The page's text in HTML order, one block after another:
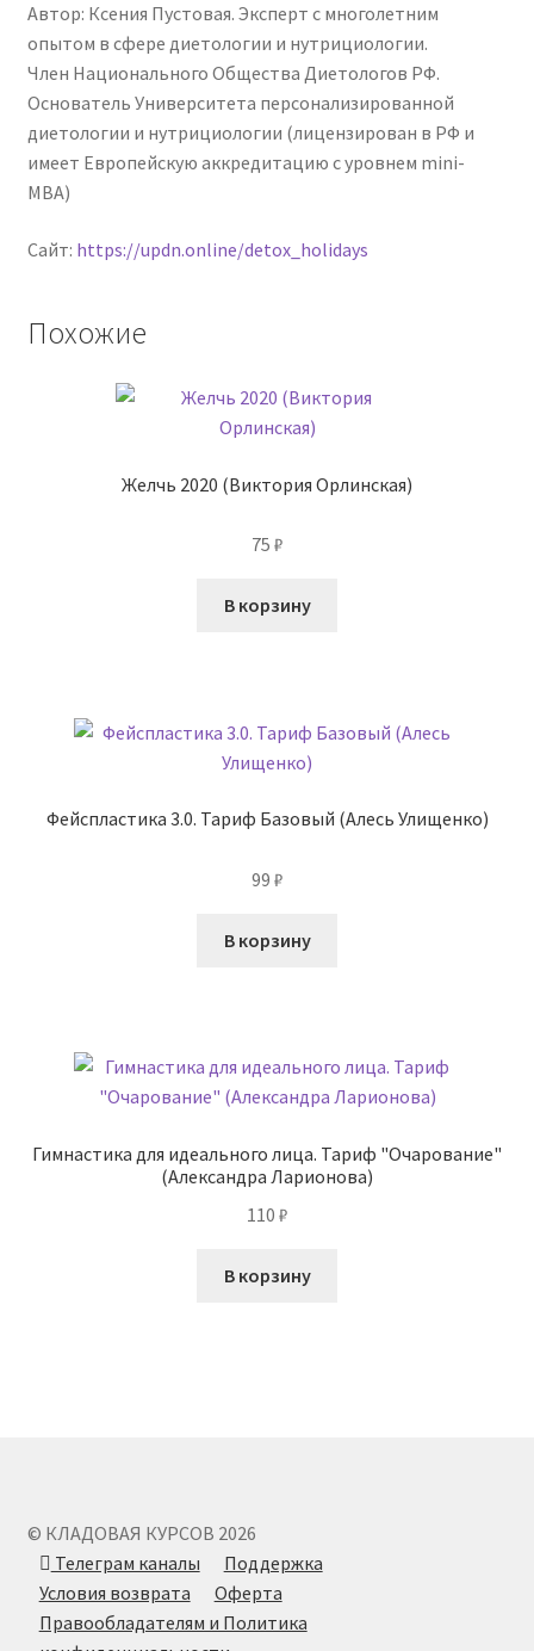
Автор: Ксения Пустовая. Эксперт с многолетним
опытом в сфере диетологии и нутрициологии.
Член Национального Общества Диетологов РФ.
Основатель Университета персонализированной
диетологии и нутрициологии (лицензирован в РФ и
имеет Европейскую аккредитацию с уровнем mini-
MBA)
Сайт: https://updn.online/detox_holidays
Похожие
Желчь 2020 (Виктория Орлинская)
75 ₽
В корзину
Фейспластика 3.0. Тариф Базовый (Алесь Улищенко)
99 ₽
В корзину
Гимнастика для идеального лица. Тариф "Очарование"
(Александра Ларионова)
110 ₽
В корзину
© КЛАДОВАЯ КУРСОВ 2026
Телеграм каналы
Поддержка
Условия возврата
Оферта
Правообладателям и Политика